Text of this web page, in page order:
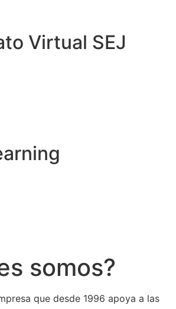
Virtual SEJ
somos?
que desde 1996 apoya a las